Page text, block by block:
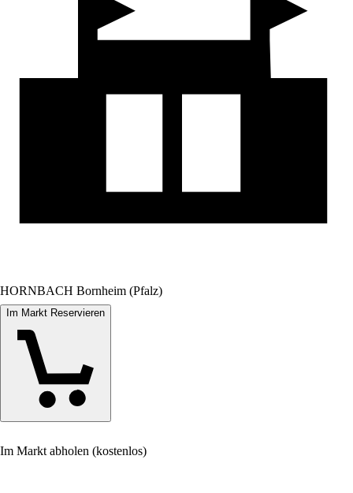
HORNBACH Bornheim (Pfalz)
Im Markt Reservieren
Im Markt abholen (kostenlos)